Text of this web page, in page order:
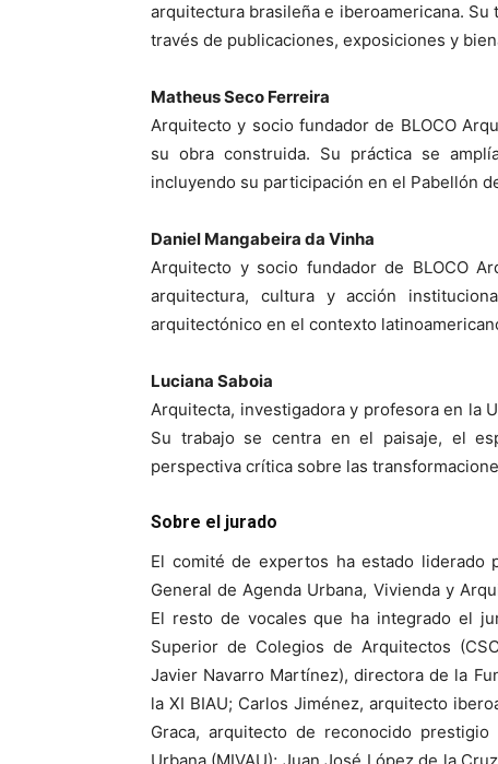
arquitectura brasileña e iberoamericana.
través de publicaciones, exposiciones y
Matheus Seco Ferreira
Arquitecto y socio fundador de BLOCO
su obra construida. Su práctica se
incluyendo su participación en el Pabellón
Daniel Mangabeira da Vinha
Arquitecto y socio fundador de BLOCO
arquitectura, cultura y acción
arquitectónico en el contexto
Luciana Saboia
Arquitecta, investigadora y profesora en la
Su trabajo se centra en el paisaje, el
perspectiva crítica sobre las
Sobre el jurado
El comité de expertos ha estado liderado
General de Agenda Urbana, Vivienda y
El resto de vocales que ha integrado el
Superior de Colegios de Arquitectos
Javier Navarro Martínez), directora de la
la XI BIAU; Carlos Jiménez, arquitecto
Graca, arquitecto de reconocido